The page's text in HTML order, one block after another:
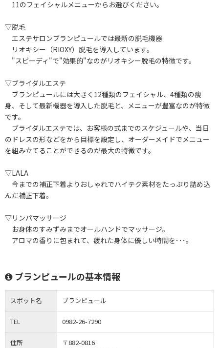
11のフェイシャルメニューからお選びください。
▽脱毛
エステサロンブランピュールでは最新の脱毛機器
リオキシー（RIOXY）脱毛を導入しています。
"スピーディ"で"効果的"なのがリオキシー脱毛の特徴です。
▽ブライダルエステ
ブランピュールには大きく12種類のフェイシャル、4種類の痩
身、そして最新機器を導入した脱毛と、メニューが豊富なのが特徴
です。
ブライダルエステでは、お客様の式までのスケジュールや、当日
のドレスの形などをから目標を設定し、オーダーメイドでメニュー
を組み立てることができるのが最大の特徴です。
▽LALA
今までの補正下着よりおしゃれでハイテク素材をたっぷり詰め込
んだ補正下着。
▽リンパマッサージ
お身体のすみずみまでオールハンドでマッサージ。
アロマの香りに包まれて、疲れた身体に優しい時間を･･･。
ブランピュールの基本情報
スポット名 ブランピュール
TEL 0982-26-7290
住所
〒882-0816